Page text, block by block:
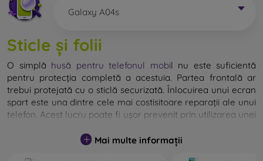
Galaxy A04s
Sticle și folii
O simplă husă pentru telefonul mobil nu este suficientă
pentru protecția completă a acestuia. Partea frontală ar
trebui protejată cu o sticlă securizată. Înlocuirea unui ecran
spart este una dintre cele mai costisitoare reparații ale unui
telefon. Acest lucru poate fi ușor prevenit prin utilizarea unei
Deși nu există sticlă indestructibilă pentru telefon, în
Mai multe informații